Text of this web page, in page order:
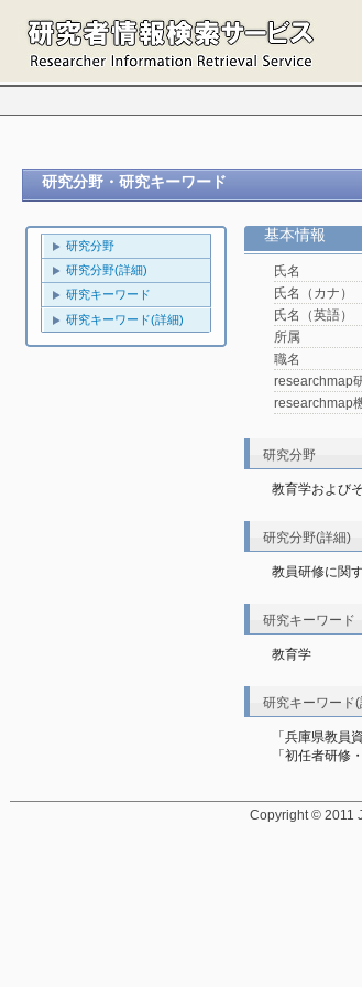
研究分野・研究キーワード
研究分野
研究分野(詳細)
研究キーワード
研究キーワード(詳細)
基本情報
氏名
氏名（カナ）
氏名（英語）
所属
職名
researchmap
researchmap
研究分野
教育学および
研究分野(詳細)
教員研修に関
研究キーワード
教育学
研究キーワード
「兵庫県教員
「初任者研修